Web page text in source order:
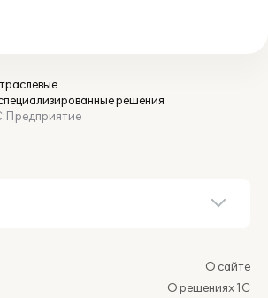
решения
О сайте
О решениях 1С